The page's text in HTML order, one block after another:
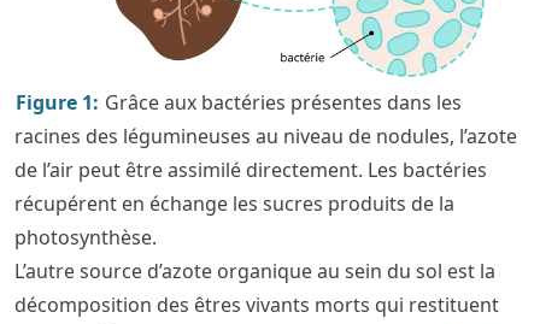
Figure 1: Grâce aux bactéries présentes dans les
racines des légumineuses au niveau de nodules, l’azote
de l’air peut être assimilé directement. Les bactéries
récupérent en échange les sucres produits de la
photosynthèse.
L’autre source d’azote organique au sein du sol est la
décomposition des êtres vivants morts qui restituent